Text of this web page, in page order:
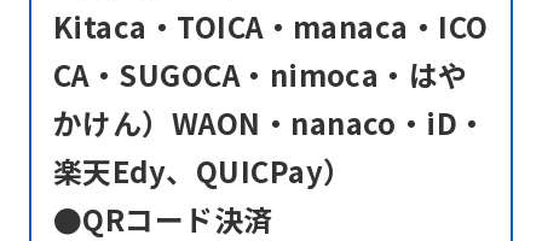
Kitaca・TOICA・manaca・ICO
CA・SUGOCA・nimoca・はや
かけん）WAON・nanaco・iD・
楽天Edy、QUICPay）
●QRコード決済